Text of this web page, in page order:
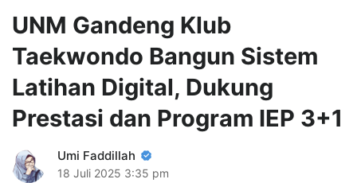
UNM Gandeng Klub
Taekwondo Bangun Sistem
Latihan Digital, Dukung
Prestasi dan Program IEP 3+1
Umi Faddillah
18 Juli 2025 3:35 pm